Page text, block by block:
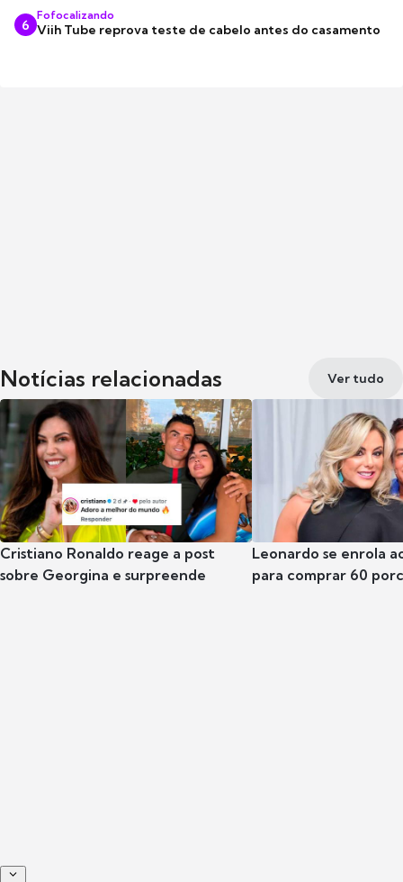
6
Fofocalizando
Viih Tube reprova teste de cabelo antes do casamento
Notícias relacionadas Ver tudo
Cristiano Ronaldo reage a post
sobre Georgina e surpreende
Leonardo se enrola
para comprar 60